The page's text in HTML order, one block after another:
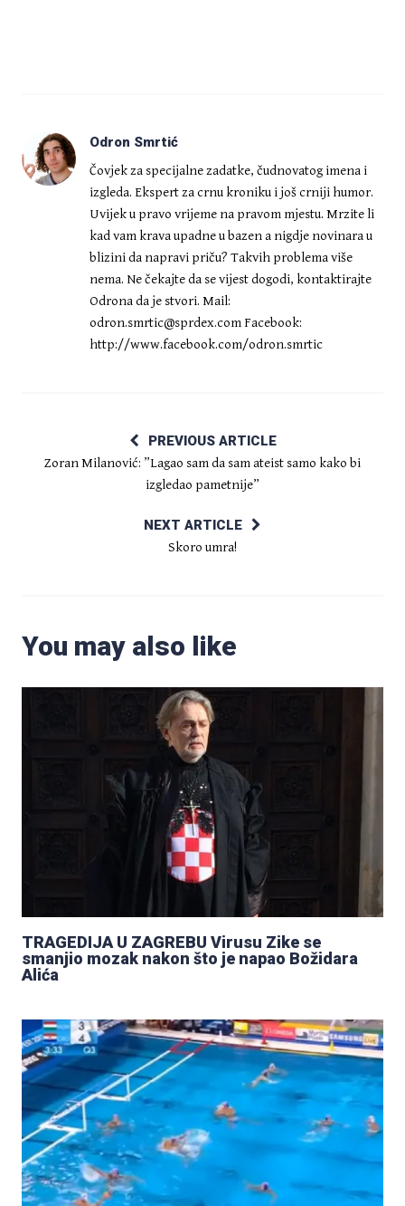
Odron Smrtić
Čovjek za specijalne zadatke, čudnovatog imena i
izgleda. Ekspert za crnu kroniku i još crniji humor.
Uvijek u pravo vrijeme na pravom mjestu. Mrzite li
kad vam krava upadne u bazen a nigdje novinara u
blizini da napravi priču? Takvih problema više
nema. Ne čekajte da se vijest dogodi, kontaktirajte
Odrona da je stvori. Mail:
odron.smrtic@sprdex.com Facebook:
http://www.facebook.com/odron.smrtic
PREVIOUS ARTICLE
Zoran Milanović: ”Lagao sam da sam ateist samo kako bi
izgledao pametnije”
NEXT ARTICLE
Skoro umra!
You may also like
TRAGEDIJA U ZAGREBU Virusu Zike se
smanjio mozak nakon što je napao Božidara
Alića